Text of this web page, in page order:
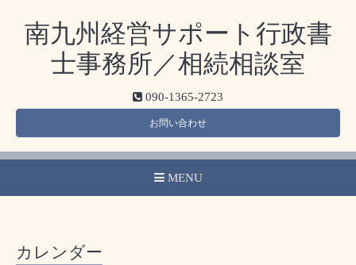
南九州経営サポート行政書
士事務所／相続相談室
090-1365-2723
お問い合わせ
MENU
カレンダー